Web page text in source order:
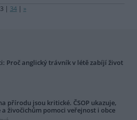
| 34 | »
Proč anglický trávník v létě zabíjí život
přírodu jsou kritické. ČSOP ukazuje,
živočichům pomoci veřejnost i obce